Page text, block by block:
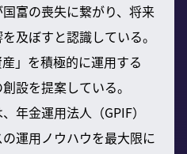
富の喪失に繋がり、将来
及ぼすと認識している。
」を積極的に運用する
設を提案している。
年金運用法人（GPIF）
運用ノウハウを最大限に